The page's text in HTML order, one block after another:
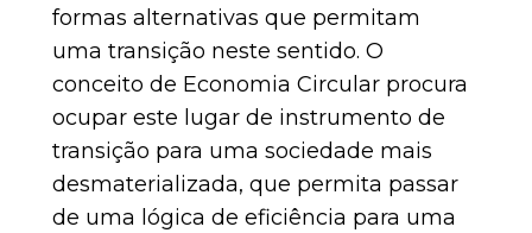
formas alternativas que permitam
uma transição neste sentido. O
conceito de Economia Circular procura
ocupar este lugar de instrumento de
transição para uma sociedade mais
desmaterializada, que permita passar
de uma lógica de eficiência para uma